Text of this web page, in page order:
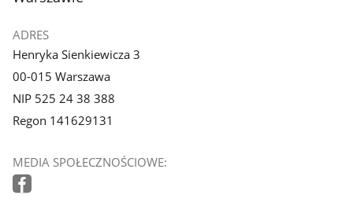
ADRES
Henryka Sienkiewicza 3
00-015 Warszawa
NIP 525 24 38 388
Regon 141629131
MEDIA SPOŁECZNOŚCIOWE: